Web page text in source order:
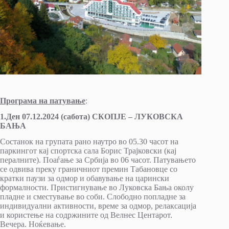
Програма на патување:
1.Ден 07.12.2024 (сабота) СКОПЈЕ – ЛУКОВСКА
БАЊА
Состанок на групата рано наутро во 05.30 часот на
паркингот кај спортска сала Борис Трајковски (кај
пералните). Поаѓање за Србија во 06 часот. Патувањето
се одвива преку граничниот премин Табановце со
кратки паузи за одмор и обавување на царински
формалности. Пристигнување во Луковска Бања околу
пладне и сместување во соби. Слободно попладне за
индивидуални активности, време за одмор, релаксација
и користење на содржините од Велнес Центарот.
Вечера. Ноќевање.